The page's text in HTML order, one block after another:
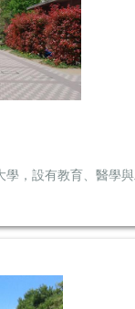
，設有教育、醫學